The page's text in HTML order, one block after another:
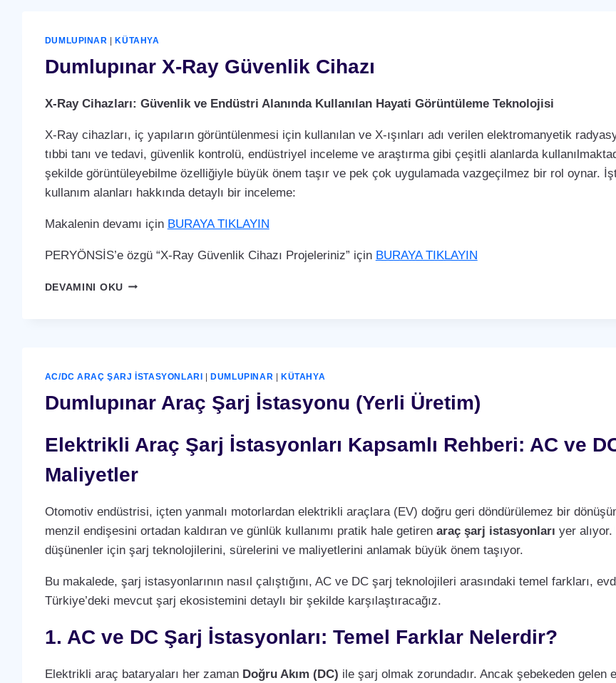
DUMLUPINAR |KÜTAHYA
Dumlupınar X-Ray Güvenlik Cihazı
X-Ray Cihazları: Güvenlik ve Endüstri Alanında Kullanılan Hayati Görüntüleme Teknolojisi
X-Ray cihazları, iç yapıların görüntülenmesi için kullanılan ve X-ışınları adı verilen elektromanyetik
tıbbi tanı ve tedavi, güvenlik kontrolü, endüstriyel inceleme ve araştırma gibi çeşitli alanlarda
şekilde görüntüleyebilme özelliğiyle büyük önem taşır ve pek çok uygulamada vazgeçilmez bir rol oynar.
kullanım alanları hakkında detaylı bir inceleme:
Makalenin devamı için BURAYA TIKLAYIN
PERYÖNSİS’e özgü “X-Ray Güvenlik Cihazı Projeleriniz” için BURAYA TIKLAYIN
DEVAMINI OKUDUMLUPINAR
AC/DC ARAÇ ŞARJ İSTASYONLARI |DUMLUPINAR | KÜTAHYA
Dumlupınar Araç Şarj İstasyonu (Yerli Üretim)
Elektrikli Araç Şarj İstasyonları Kapsamlı Rehberi: AC ve
Maliyetler
Otomotiv endüstrisi, içten yanmalı motorlardan elektrikli araçlara (EV) doğru geri döndürülemez bir
menzil endişesini ortadan kaldıran ve günlük kullanımı pratik hale getiren araç şarj istasyonları yer
düşünenler için şarj teknolojilerini, sürelerini ve maliyetlerini anlamak büyük önem taşıyor.
Bu makalede, şarj istasyonlarının nasıl çalıştığını, AC ve DC şarj teknolojileri arasındaki temel farkları,
Türkiye’deki mevcut şarj ekosistemini detaylı bir şekilde karşılaştıracağız.
1. AC ve DC Şarj İstasyonları: Temel Farklar Nelerdir?
Elektrikli araç bataryaları her zaman Doğru Akım (DC) ile şarj olmak zorundadır. Ancak şebekeden gelen